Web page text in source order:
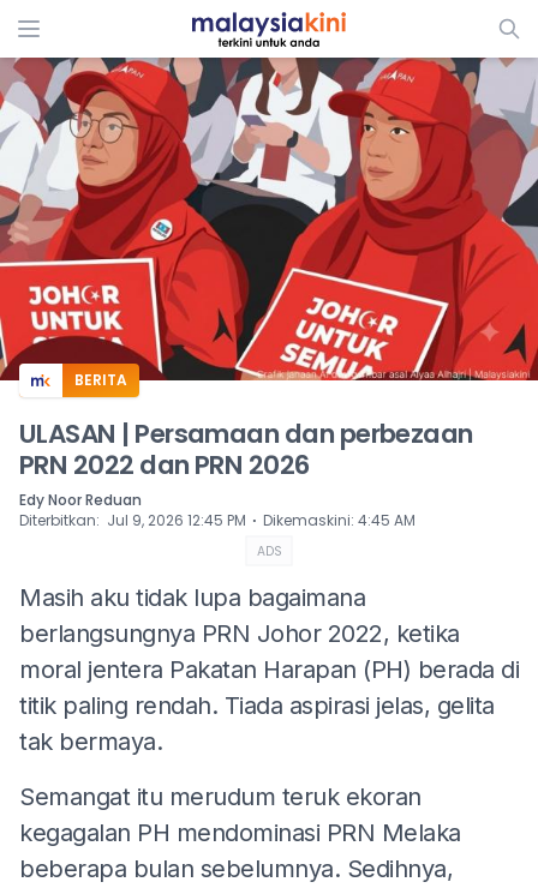
ADS
BERITA
ULASAN | Persamaan dan perbezaan
PRN 2022 dan PRN 2026
Edy Noor Reduan
Diterbitkan: Jul 9, 2026 12:45 PM ⋅ Dikemaskini: 4:45 AM
ADS
Masih aku tidak lupa bagaimana
berlangsungnya PRN Johor 2022, ketika
moral jentera Pakatan Harapan (PH) berada di
titik paling rendah. Tiada aspirasi jelas, gelita
tak bermaya.
Semangat itu merudum teruk ekoran
kegagalan PH mendominasi PRN Melaka
beberapa bulan sebelumnya. Sedihnya,